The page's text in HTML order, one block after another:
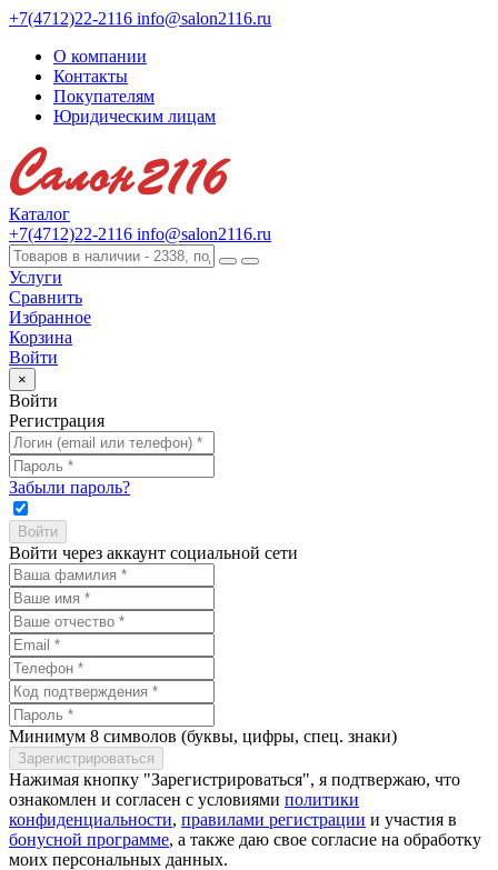
+7(4712)22-2116 info@salon2116.ru
О компании
Контакты
Покупателям
Юридическим лицам
Каталог
+7(4712)22-2116 info@salon2116.ru
Услуги
Сравнить
Избранное
Корзина
Войти
×
Войти
Регистрация
Забыли пароль?
Войти через аккаунт социальной сети
Минимум 8 символов (буквы, цифры, спец. знаки)
Нажимая кнопку "Зарегистрироваться", я подтвержаю, что
ознакомлен и согласен с условиями политики
конфиденциальности, правилами регистрации и участия в
бонусной программе, а также даю свое согласие на обработку
моих персональных данных.